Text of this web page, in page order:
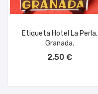
Etiqueta Hotel La Perla,
Granada.
2,50 €